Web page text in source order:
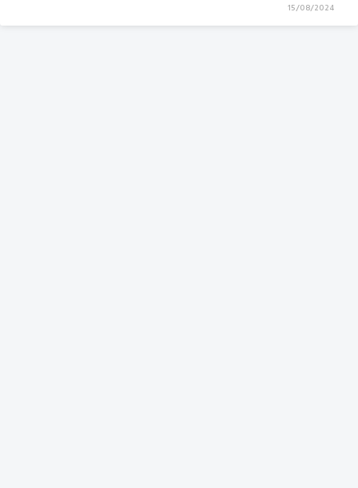
15/08/2024